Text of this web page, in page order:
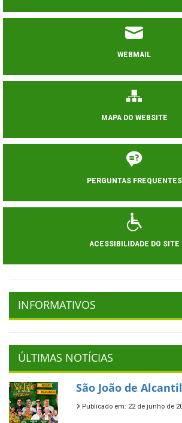
WEBMAIL
MAPA DO WEBSITE
PERGUNTAS FREQUENTES
ACESSIBILIDADE DO SITE
INFORMATIVOS
ÚLTIMAS NOTÍCIAS
São João de
Publicado em: 22 de junho de